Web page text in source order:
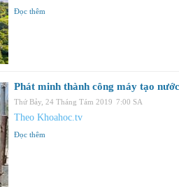
Đọc thêm
Phát minh thành công máy tạo
Thứ Bảy, 24 Tháng Tám 2019 7:00 SA
Theo Khoahoc.tv
Đọc thêm